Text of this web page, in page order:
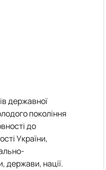
державної
покоління
до
України,
держави, нації.